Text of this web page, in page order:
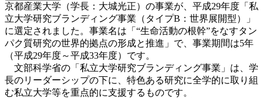
京都産業大学（学長：大城光正）の事業が、平成29年度「私
立大学研究ブランディング事業（タイプB：世界展開型）」
に選定されました。事業名は「“生命活動の根幹”をなすタン
パク質研究の世界的拠点の形成と推進」で、事業期間は5年
（平成29年度～平成33年度）です。
文部科学省の「私立大学研究ブランディング事業」は、学
長のリーダーシップの下に、特色ある研究に全学的に取り組
む私立大学等を重点的に支援するものです。